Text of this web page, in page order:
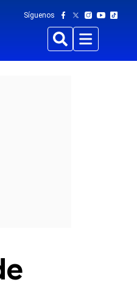
Síguenos
BuscarMenu